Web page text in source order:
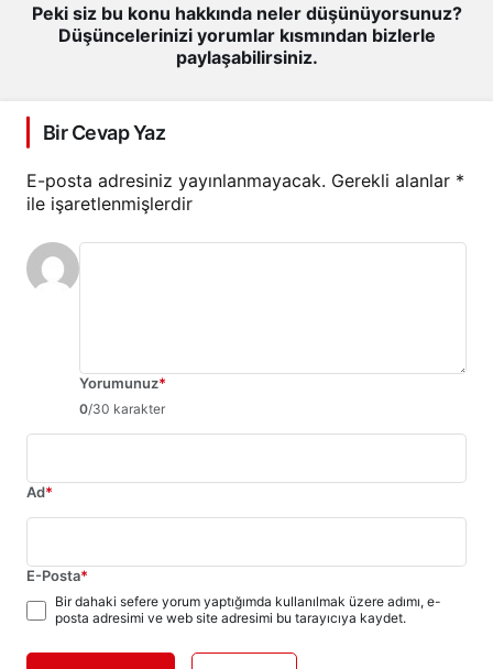
Peki siz bu konu hakkında neler düşünüyorsunuz?
Düşüncelerinizi yorumlar kısmından bizlerle
paylaşabilirsiniz.
Bir Cevap Yaz
E-posta adresiniz yayınlanmayacak. Gerekli alanlar *
ile işaretlenmişlerdir
Yorumunuz*
0/30 karakter
Ad*
E-Posta*
Bir dahaki sefere yorum yaptığımda kullanılmak üzere adımı, e-
posta adresimi ve web site adresimi bu tarayıcıya kaydet.